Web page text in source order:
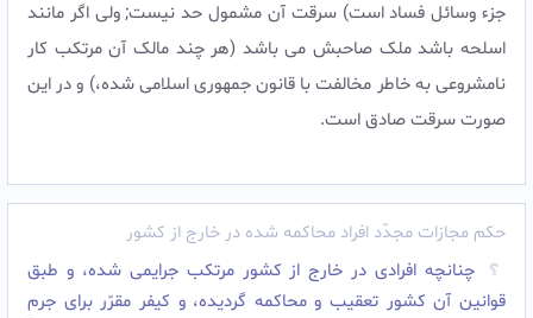
جزء وسائل فساد است) سرقت آن مشمول حد نیست; ولى اگر مانند
اسلحه باشد ملک صاحبش مى باشد (هر چند مالک آن مرتکب کار
نامشروعى به خاطر مخالفت با قانون جمهورى اسلامى شده،) و در این
صورت سرقت صادق است.‌
حکم مجازات مجدّد افراد محاکمه شده در خارج از کشور
چنانچه افرادى در خارج از کشور مرتکب جرایمى شده، و طبق
قوانین آن کشور تعقیب و محاکمه گردیده، و کیفر مقرّر براى جرم